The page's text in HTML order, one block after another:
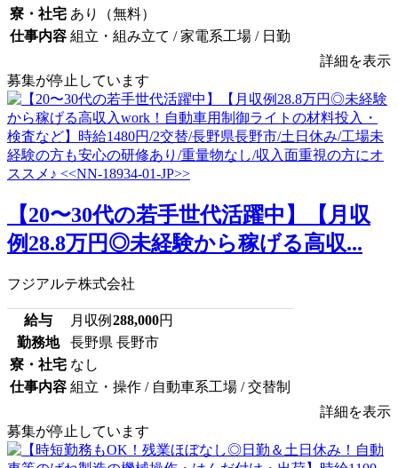
寮・社宅 あり（無料）
仕事内容 組立・組み立て / 家電系工場 / 日勤
詳細を表示
募集が停止しています
【20〜30代の若手世代活躍中】【月収
例28.8万円◎未経験から稼げる高収...
フジアルテ株式会社
給与 月収例 288,000円
勤務地
長野県 長野市
寮・社宅 なし
仕事内容 組立・操作 / 自動車系工場 / 交替制
詳細を表示
募集が停止しています